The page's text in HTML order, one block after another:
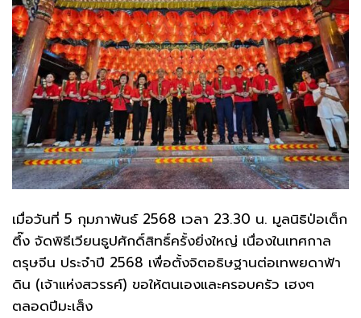
เมื่อวันที่ 5 กุมภาพันธ์ 2568 เวลา 23.30 น. มูลนิธิป่อเต็ก
ตึ๊ง จัดพิธีเวียนธูปศักดิ์สิทธิ์ครั้งยิ่งใหญ่ เนื่องในเทศกาล
ตรุษจีน ประจำปี 2568 เพื่อตั้งจิตอธิษฐานต่อเทพยดาฟ้า
ดิน (เจ้าแห่งสวรรค์) ขอให้ตนเองและครอบครัว เฮงๆ
ตลอดปีมะเส็ง